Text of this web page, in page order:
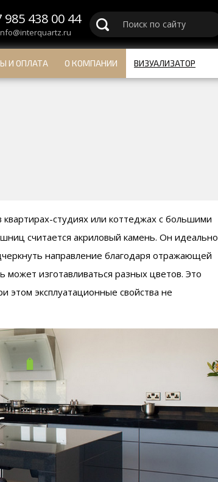
985 438 00 44
И ОПЛАТА О КОМПАНИИ ВИЗУАЛИЗАТОР
студиях или коттеджах с большими
считается акриловый камень. Он идеально
направление благодаря отражающей
может изготавливаться разных цветов. Это
этом эксплуатационные свойства не